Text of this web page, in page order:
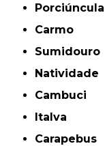
Porciúncula
Carmo
Sumidouro
Natividade
Cambuci
Italva
Carapebus